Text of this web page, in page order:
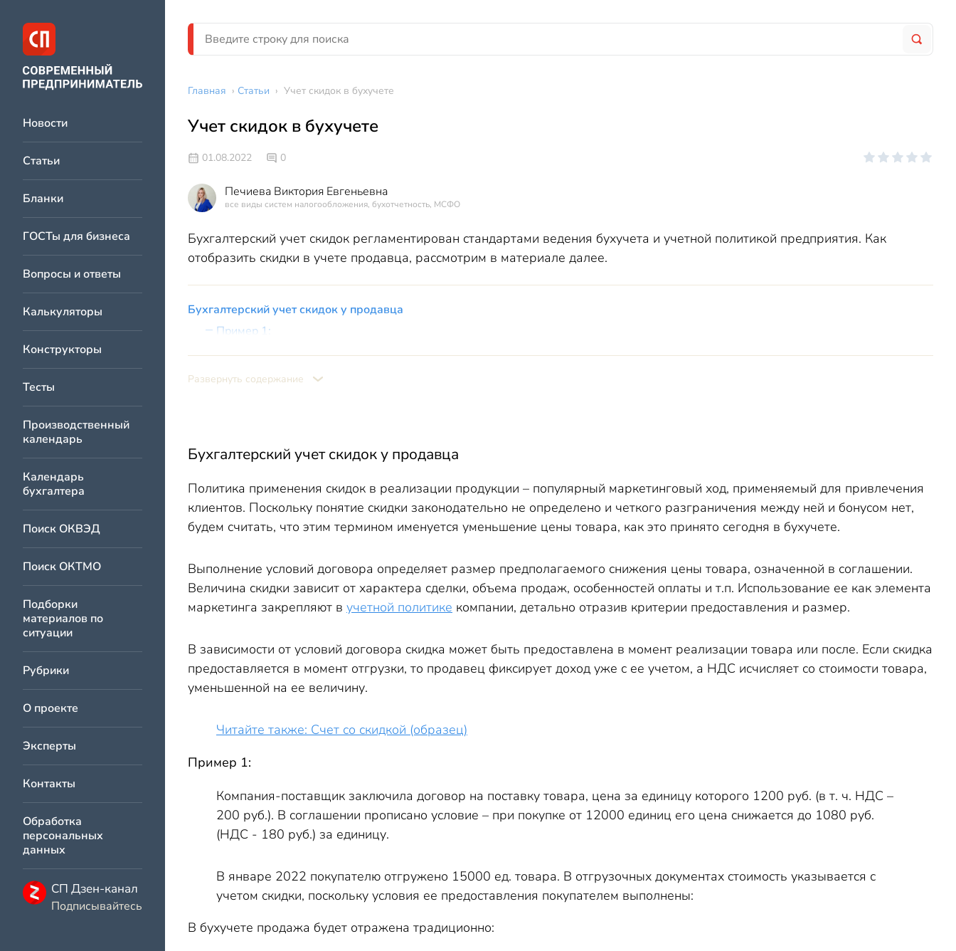
Новости
Статьи
Бланки
ГОСТы для бизнеса
Вопросы и ответы
Калькуляторы
Конструкторы
Тесты
Производственный
календарь
Календарь
бухгалтера
Поиск ОКВЭД
Поиск ОКТМО
Подборки
материалов по
ситуации
Рубрики
О проекте
Эксперты
Контакты
Обработка
персональных
данных
СП Дзен-канал
Подписывайтесь
Главная › Статьи › Учет скидок в бухучете
Учет скидок в бухучете
01.08.2022 0
Печиева Виктория Евгеньевна
все виды систем налогообложения, бухотчетность, МСФО
Бухгалтерский учет скидок регламентирован стандартами ведения бухучета и учетной политикой предприятия. Как
отобразить скидки в учете продавца, рассмотрим в материале далее.
Бухгалтерский учет скидок у продавца
Пример 1:
Пример 2:
Учет скидок в розничной торговле
Развернуть содержание
Бухгалтерский учет скидок у продавца
Политика применения скидок в реализации продукции – популярный маркетинговый ход, применяемый для привлечения
клиентов. Поскольку понятие скидки законодательно не определено и четкого разграничения между ней и бонусом нет,
будем считать, что этим термином именуется уменьшение цены товара, как это принято сегодня в бухучете.
Выполнение условий договора определяет размер предполагаемого снижения цены товара, означенной в соглашении.
Величина скидки зависит от характера сделки, объема продаж, особенностей оплаты и т.п. Использование ее как элемента
маркетинга закрепляют в учетной политике компании, детально отразив критерии предоставления и размер.
В зависимости от условий договора скидка может быть предоставлена в момент реализации товара или после. Если скидка
предоставляется в момент отгрузки, то продавец фиксирует доход уже с ее учетом, а НДС исчисляет со стоимости товара,
уменьшенной на ее величину.
Читайте также: Счет со скидкой (образец)
Пример 1:
Компания-поставщик заключила договор на поставку товара, цена за единицу которого 1200 руб. (в т. ч. НДС –
200 руб.). В соглашении прописано условие – при покупке от 12000 единиц его цена снижается до 1080 руб.
(НДС - 180 руб.) за единицу.
В январе 2022 покупателю отгружено 15000 ед. товара. В отгрузочных документах стоимость указывается с
учетом скидки, поскольку условия ее предоставления покупателем выполнены:
В бухучете продажа будет отражена традиционно: